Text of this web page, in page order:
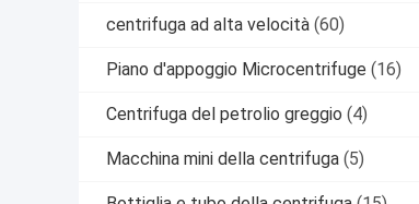
centrifuga ad alta velocità (60)
Piano d'appoggio Microcentrifuge (16)
Centrifuga del petrolio greggio (4)
Macchina mini della centrifuga (5)